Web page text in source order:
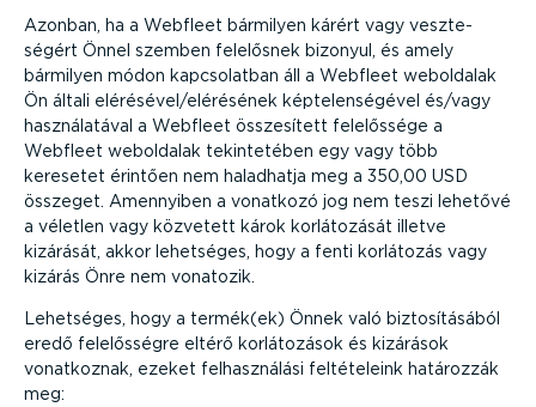
Azonban, ha a Webfleet bármilyen kárért vagy veszte­
ségért Önnel szemben felelősnek bizonyul, és amely
bármilyen módon kapcso­latban áll a Webfleet weboldalak
Ön általi elérésével/elérésének képte­len­sé­gével és/vagy
haszná­la­tával a Webfleet összesített felelőssége a
Webfleet weboldalak tekin­te­tében egy vagy több
keresetet érintően nem haladhatja meg a 350,00 USD
összeget. Amennyiben a vonatkozó jog nem teszi lehetővé
a véletlen vagy közvetett károk korlá­to­zását illetve
kizárását, akkor lehetséges, hogy a fenti korlátozás vagy
kizárás Önre nem vonatozik.
Lehetséges, hogy a termék(ek) Önnek való bizto­sí­tá­sából
eredő felelős­ségre eltérő korlá­to­zások és kizárások
vonatkoznak, ezeket felhasz­nálási felté­te­leink határozzák
meg: